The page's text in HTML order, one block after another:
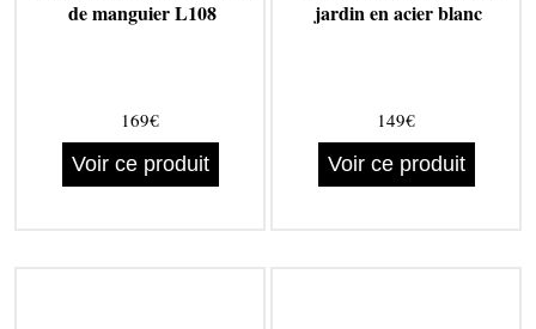
de manguier L108
169€
Voir ce produit
jardin en acier blanc
149€
Voir ce produit